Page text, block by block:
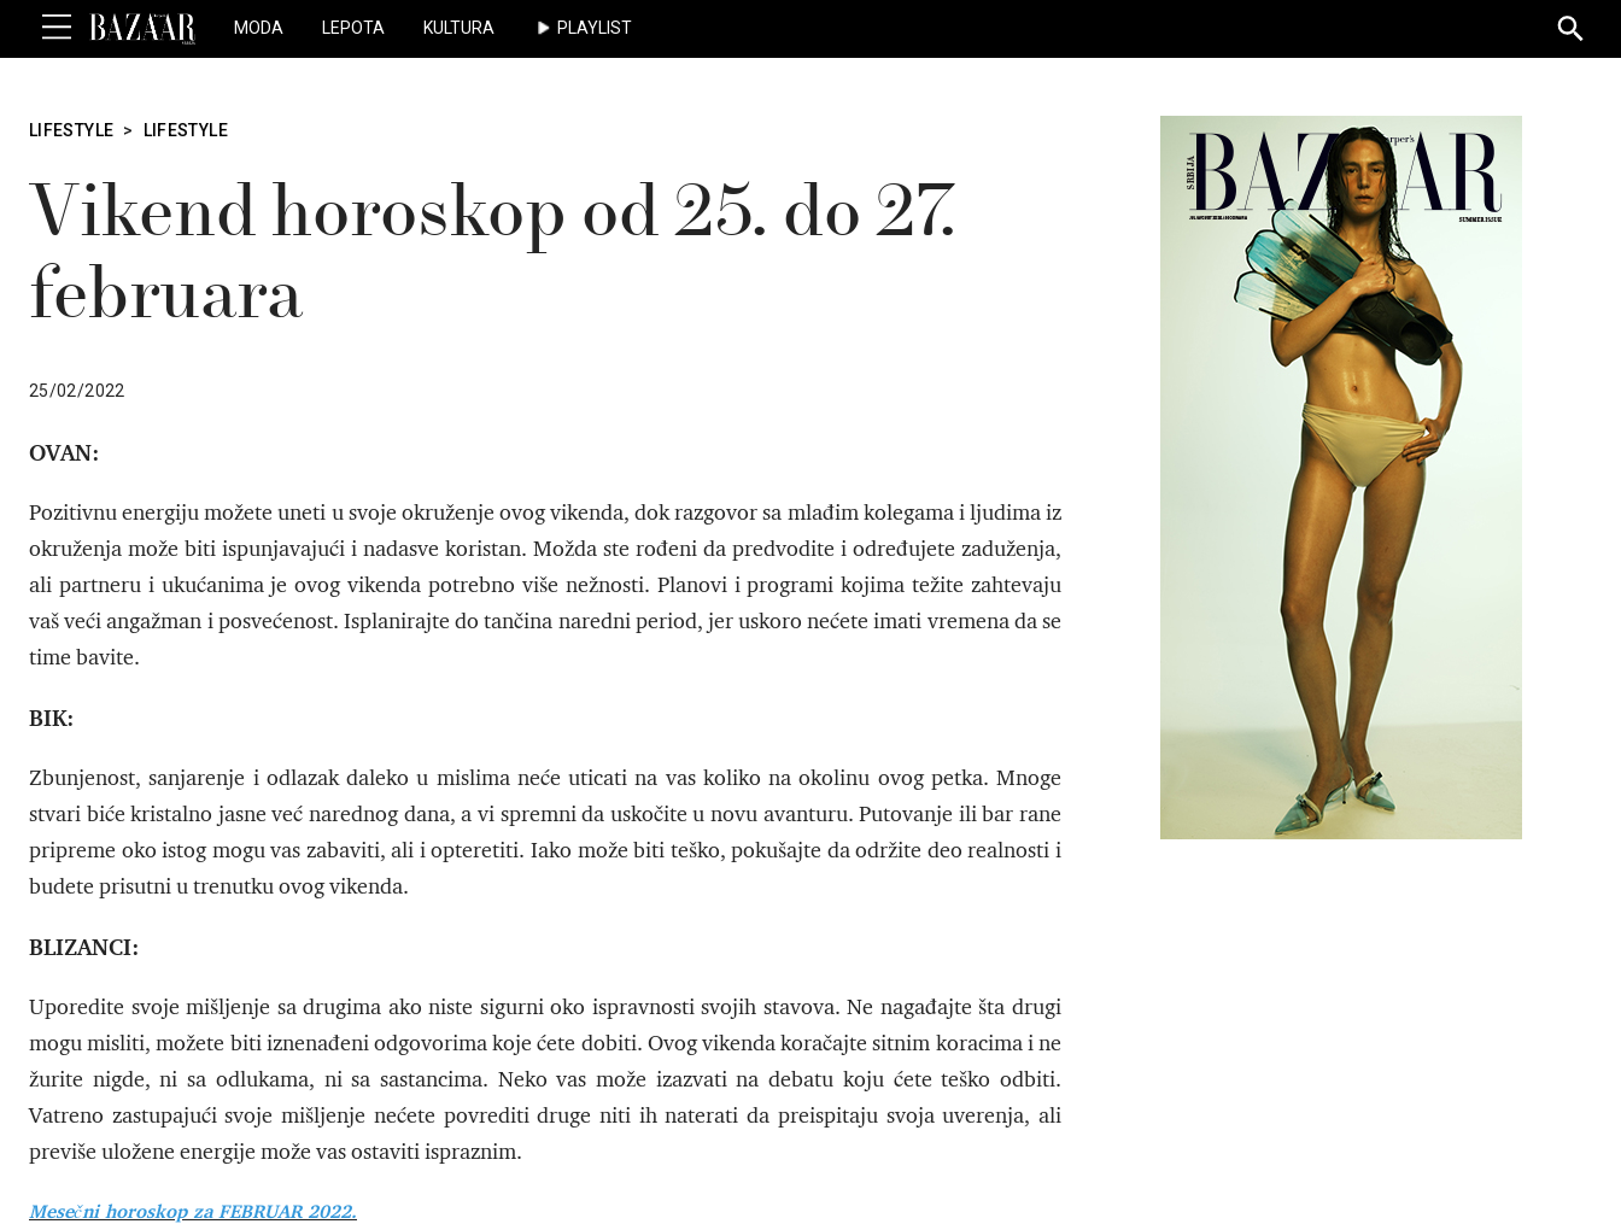
MODA LEPOTA KULTURA PLAYLIST
for:
LIFESTYLE > LIFESTYLE
Vikend horoskop od 25. do 27.
februara
25/02/2022
OVAN:
Pozitivnu energiju možete uneti u svoje okruženje ovog vikenda, dok razgovor sa mlađim kolegama i ljudima iz
okruženja može biti ispunjavajući i nadasve koristan. Možda ste rođeni da predvodite i određujete zaduženja,
ali partneru i ukućanima je ovog vikenda potrebno više nežnosti. Planovi i programi kojima težite zahtevaju
vaš veći angažman i posvećenost. Isplanirajte do tančina naredni period, jer uskoro nećete imati vremena da se
time bavite.
BIK:
Zbunjenost, sanjarenje i odlazak daleko u mislima neće uticati na vas koliko na okolinu ovog petka. Mnoge
stvari biće kristalno jasne već narednog dana, a vi spremni da uskočite u novu avanturu. Putovanje ili bar rane
pripreme oko istog mogu vas zabaviti, ali i opteretiti. Iako može biti teško, pokušajte da održite deo realnosti i
budete prisutni u trenutku ovog vikenda.
BLIZANCI:
Uporedite svoje mišljenje sa drugima ako niste sigurni oko ispravnosti svojih stavova. Ne nagađajte šta drugi
mogu misliti, možete biti iznenađeni odgovorima koje ćete dobiti. Ovog vikenda koračajte sitnim koracima i ne
žurite nigde, ni sa odlukama, ni sa sastancima. Neko vas može izazvati na debatu koju ćete teško odbiti.
Vatreno zastupajući svoje mišljenje nećete povrediti druge niti ih naterati da preispitaju svoja uverenja, ali
previše uložene energije može vas ostaviti ispraznim.
Mesečni horoskop za FEBRUAR 2022.